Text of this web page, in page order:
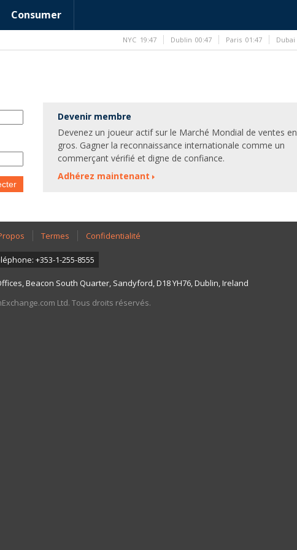
Consumer
Devenir membre
Devenez un joueur actif sur le Marché Mondial de ventes en
gros. Gagner la reconnaissance internationale comme un
commerçant vérifié et digne de confiance.
Adhérez maintenant
Termes Confidentialité
+353-1-255-8555
Beacon South Quarter, Sandyford, D18 YH76, Dublin, Ireland
Ltd. Tous droits réservés.
NYC 19:47 Dublin 00:47 Paris 01:47 Dubai